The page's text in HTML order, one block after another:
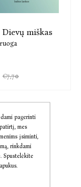
miškas
€7,70
pagerinti
mes
įsiminti,
rinkdami
Spustelėkite